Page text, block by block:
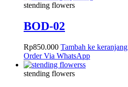
stending flowers
BOD-02
Rp850.000 Tambah ke keranjang
Order Via WhatsApp
stending flowers